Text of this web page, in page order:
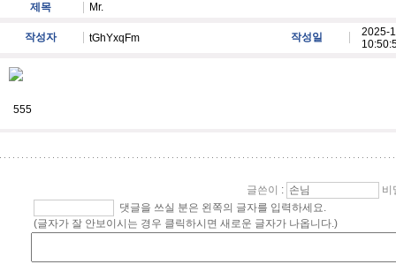
제목 Mr.
작성자 tGhYxqFm 작성일
2025-
555
글쓴이 :
비
댓글을 쓰실 분은 왼쪽의 글자를 입력하세요.
(글자가 잘 안보이시는 경우 클릭하시면 새로운 글자가 나옵니다.)